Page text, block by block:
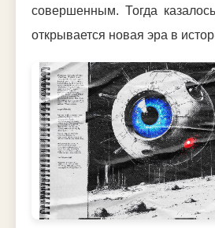
совершенным. Тогда
открывается новая эра в